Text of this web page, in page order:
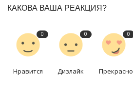
КАКОВА ВАША РЕАКЦИЯ?
0
Нравится
0
Дизлайк
0
Прекрасно